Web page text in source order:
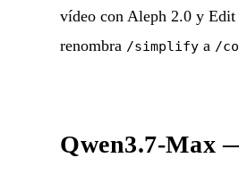
vídeo con Aleph 2.0 y Edit
renombra /simplify a /
Qwen3.7-Max